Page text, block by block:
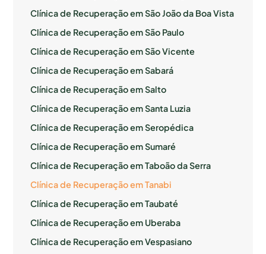
Clínica de Recuperação em São João da Boa Vista
Clínica de Recuperação em São Paulo
Clínica de Recuperação em São Vicente
Clínica de Recuperação em Sabará
Clínica de Recuperação em Salto
Clínica de Recuperação em Santa Luzia
Clínica de Recuperação em Seropédica
Clínica de Recuperação em Sumaré
Clínica de Recuperação em Taboão da Serra
Clínica de Recuperação em Tanabi
Clínica de Recuperação em Taubaté
Clínica de Recuperação em Uberaba
Clínica de Recuperação em Vespasiano